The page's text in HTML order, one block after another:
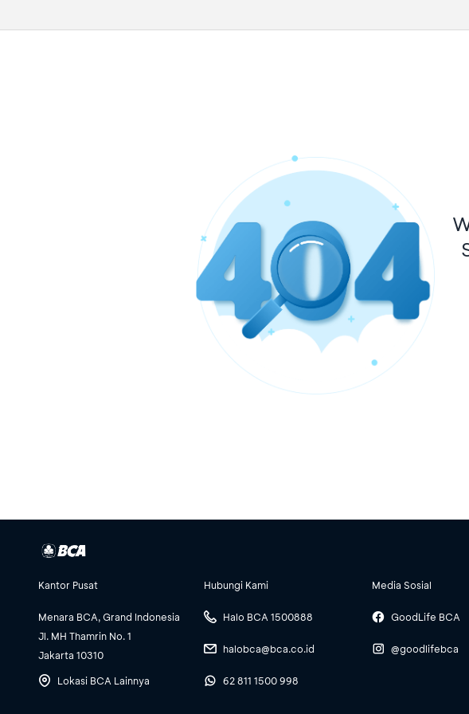
Kantor Pusat
Menara BCA, Grand Indonesia
Jl. MH Thamrin No. 1
Jakarta 10310
Lokasi BCA Lainnya
Hubungi Kami
Halo BCA 1500888
halobca@bca.co.id
62 811 1500 998
Media Sosial
GoodLife BCA
@goodlifebca